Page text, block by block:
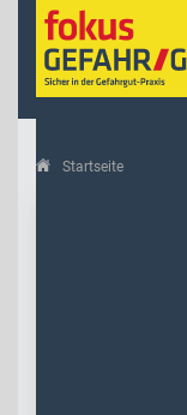
Startseite